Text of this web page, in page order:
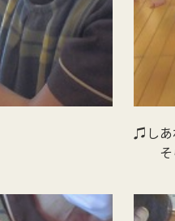
♫し
そ